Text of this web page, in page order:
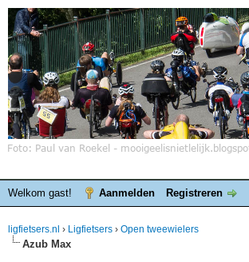
Welkom gast! Aanmelden Registreren
ligfietsers.nl › Ligfietsers › Open tweewielers
Azub Max